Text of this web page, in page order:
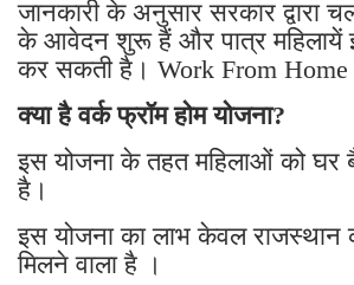
जानकारी के अनुसार सरकार द्वारा
के आवेदन शुरू हैं और पात्र
कर सकती है। Work From Home
क्या है वर्क फ्रॉम होम योजना?
इस योजना के तहत महिलाओं को घर
है।
इस योजना का लाभ केवल राजस्थान
मिलने वाला है ।